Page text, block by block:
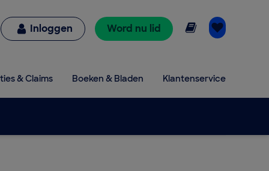
Inloggen Word nu lid Online lezen
& Claims Boeken & Bladen Klantenservice